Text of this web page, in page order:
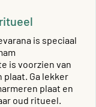
is speciaal
is voorzien van
Ga lekker
plaat en
oud ritueel.